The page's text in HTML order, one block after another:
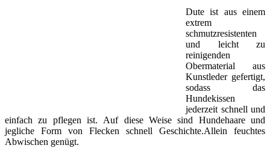
Dute ist aus einem
extrem
schmutzresistenten
und leicht zu
reinigenden
Obermaterial aus
Kunstleder gefertigt,
sodass das
Hundekissen
jederzeit schnell und
einfach zu pflegen ist. Auf diese Weise sind Hundehaare und
jegliche Form von Flecken schnell Geschichte.Allein feuchtes
Abwischen genügt.